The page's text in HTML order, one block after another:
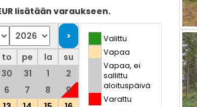
lisätään varaukseen.
Valittu
Vapaa
Vapaa, ei
sallittu
aloituspäivä
Varattu
to pe la
su
30 31 1
2
6 7 8
9